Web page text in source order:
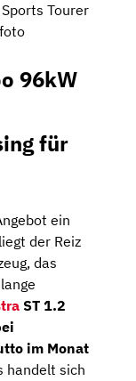
Tourer
96kW
für
ein
der Reiz
das
ST 1.2
im Monat
handelt sich